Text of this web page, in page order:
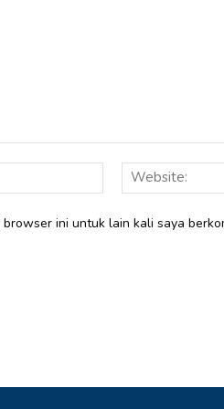
Email:
ini untuk lain kali saya